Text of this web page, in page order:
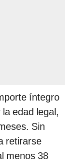
íntegro
edad legal,
Sin
retirarse
menos 38